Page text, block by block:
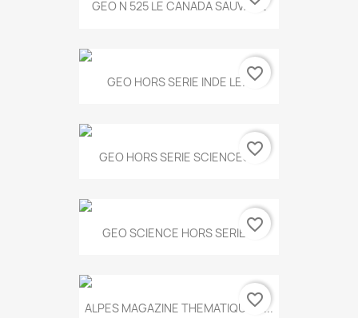
GEO N 525 LE CANADA SAUVAGE
GEO HORS SERIE INDE LE...favorite_border
GEO HORS SERIE SCIENCES...
favorite_border
GEO SCIENCE HORS SERIE...favorite_border
ALPES MAGAZINE THEMATIQUE N...
favorite_border